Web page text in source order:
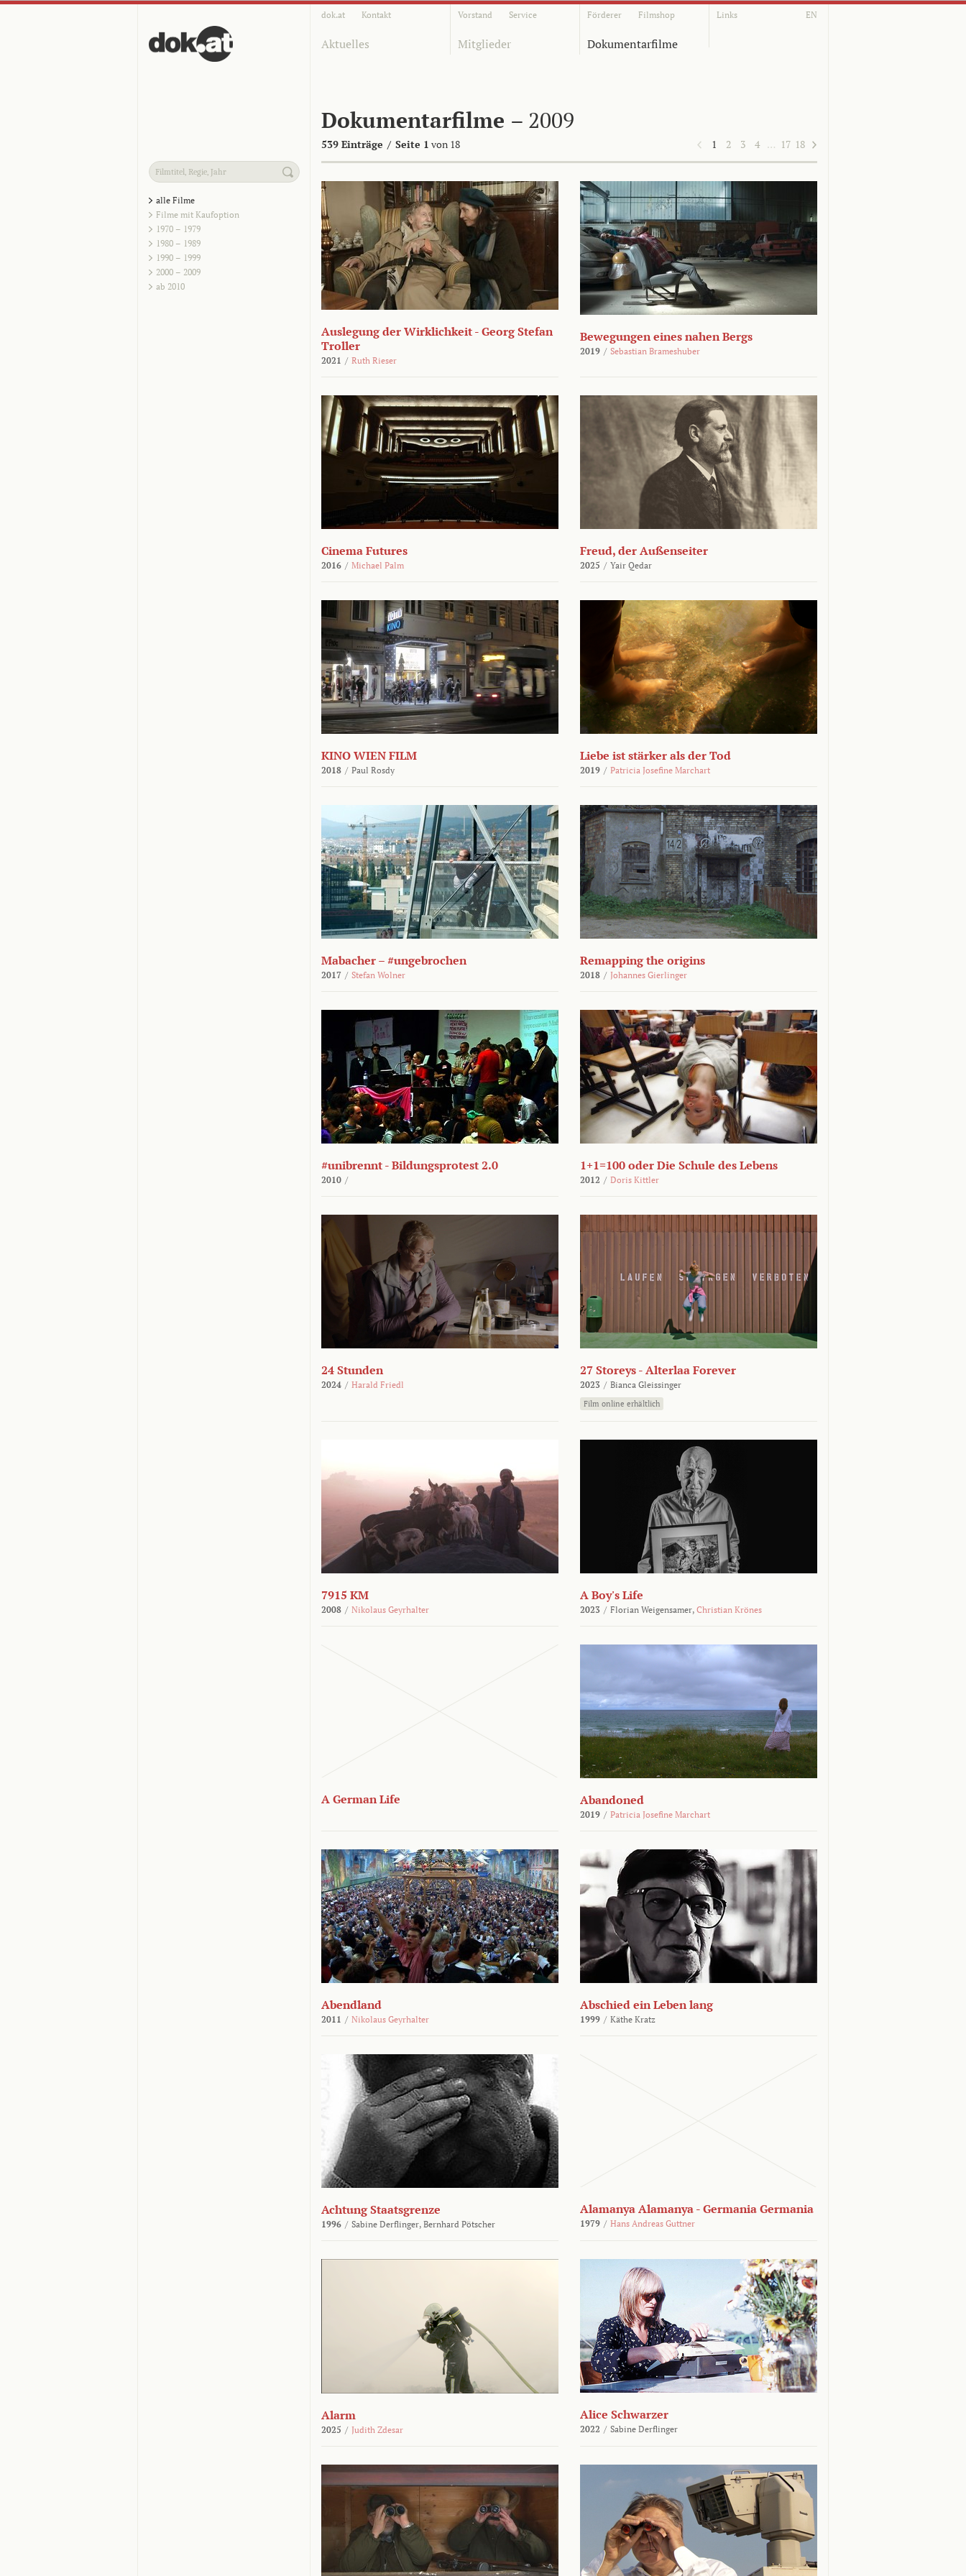
dok.at Kontakt Vorstand Service Förderer Filmshop Links EN
Aktuelles Mitglieder Dokumentarfilme
Dokumentarfilme – 2009
539 Einträge / Seite 1 von 18 1 2 3 4 … 17 18
alle Filme
Filme mit Kaufoption
1970 – 1979
1980 – 1989
1990 – 1999
2000 – 2009
ab 2010
Auslegung der Wirklichkeit - Georg Stefan
Troller
2021 / Ruth Rieser
Bewegungen eines nahen Bergs
2019 / Sebastian Brameshuber
Cinema Futures
2016 / Michael Palm
Freud, der Außenseiter
2025 / Yair Qedar
KINO WIEN FILM
2018 / Paul Rosdy
Liebe ist stärker als der Tod
2019 / Patricia Josefine Marchart
Mabacher – #ungebrochen
2017 / Stefan Wolner
Remapping the origins
2018 / Johannes Gierlinger
#unibrennt - Bildungsprotest 2.0
2010 /
1+1=100 oder Die Schule des Lebens
2012 / Doris Kittler
24 Stunden
2024 / Harald Friedl
27 Storeys - Alterlaa Forever
2023 / Bianca Gleissinger
Film online erhältlich
7915 KM
2008 / Nikolaus Geyrhalter
A Boy's Life
2023 / Florian Weigensamer, Christian Krönes
A German Life Abandoned
2019 / Patricia Josefine Marchart
Abendland
2011 / Nikolaus Geyrhalter
Abschied ein Leben lang
1999 / Käthe Kratz
Achtung Staatsgrenze
1996 / Sabine Derflinger, Bernhard Pötscher
Alamanya Alamanya - Germania Germania
1979 / Hans Andreas Guttner
Alarm
2025 / Judith Zdesar
Alice Schwarzer
2022 / Sabine Derflinger